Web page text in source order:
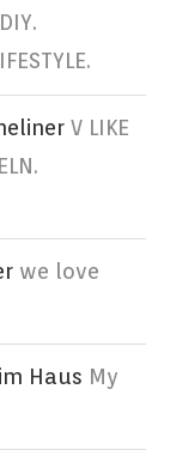
V LIKE
we love
Haus My